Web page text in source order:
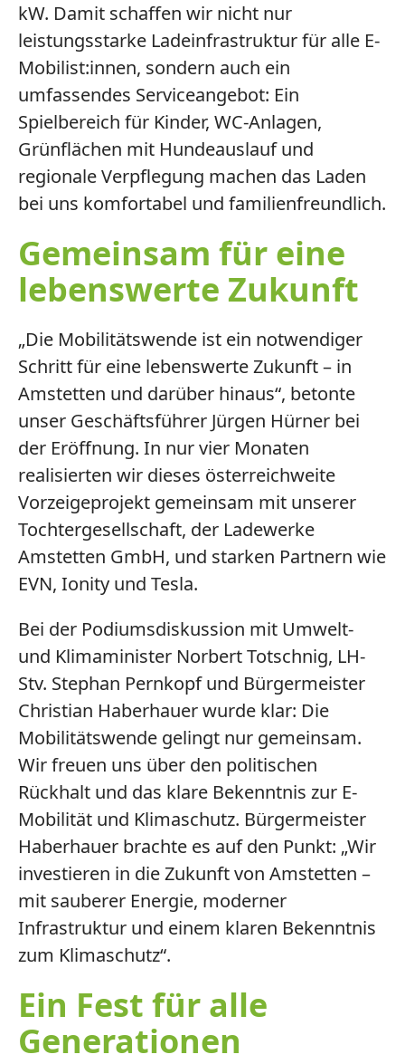
kW. Damit schaffen wir nicht nur
leistungsstarke Ladeinfrastruktur für alle E-
Mobilist:innen, sondern auch ein
umfassendes Serviceangebot: Ein
Spielbereich für Kinder, WC-Anlagen,
Grünflächen mit Hundeauslauf und
regionale Verpflegung machen das Laden
bei uns komfortabel und familienfreundlich.
Gemeinsam für eine
lebenswerte Zukunft
„Die Mobilitätswende ist ein notwendiger
Schritt für eine lebenswerte Zukunft – in
Amstetten und darüber hinaus“, betonte
unser Geschäftsführer Jürgen Hürner bei
der Eröffnung. In nur vier Monaten
realisierten wir dieses österreichweite
Vorzeigeprojekt gemeinsam mit unserer
Tochtergesellschaft, der Ladewerke
Amstetten GmbH, und starken Partnern wie
EVN, Ionity und Tesla.
Bei der Podiumsdiskussion mit Umwelt-
und Klimaminister Norbert Totschnig, LH-
Stv. Stephan Pernkopf und Bürgermeister
Christian Haberhauer wurde klar: Die
Mobilitätswende gelingt nur gemeinsam.
Wir freuen uns über den politischen
Rückhalt und das klare Bekenntnis zur E-
Mobilität und Klimaschutz. Bürgermeister
Haberhauer brachte es auf den Punkt: „Wir
investieren in die Zukunft von Amstetten –
mit sauberer Energie, moderner
Infrastruktur und einem klaren Bekenntnis
zum Klimaschutz“.
Ein Fest für alle
Generationen